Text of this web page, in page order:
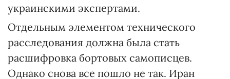
украинскими экспертами.
Отдельным элементом технического
расследования должна была стать
расшифровка бортовых самописцев.
Однако снова все пошло не так. Иран